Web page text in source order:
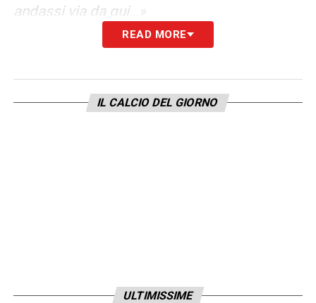
andassi via da qui…»
ANCHE MARADONA SBAGLIAVA I RIGORI
LA PLAYLIST DELLE NOSTRE TOP NEWS
READ MORE
IL CALCIO DEL GIORNO
ULTIMISSIME